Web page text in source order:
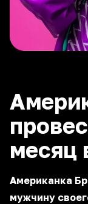
месяц
Американка
мужчину